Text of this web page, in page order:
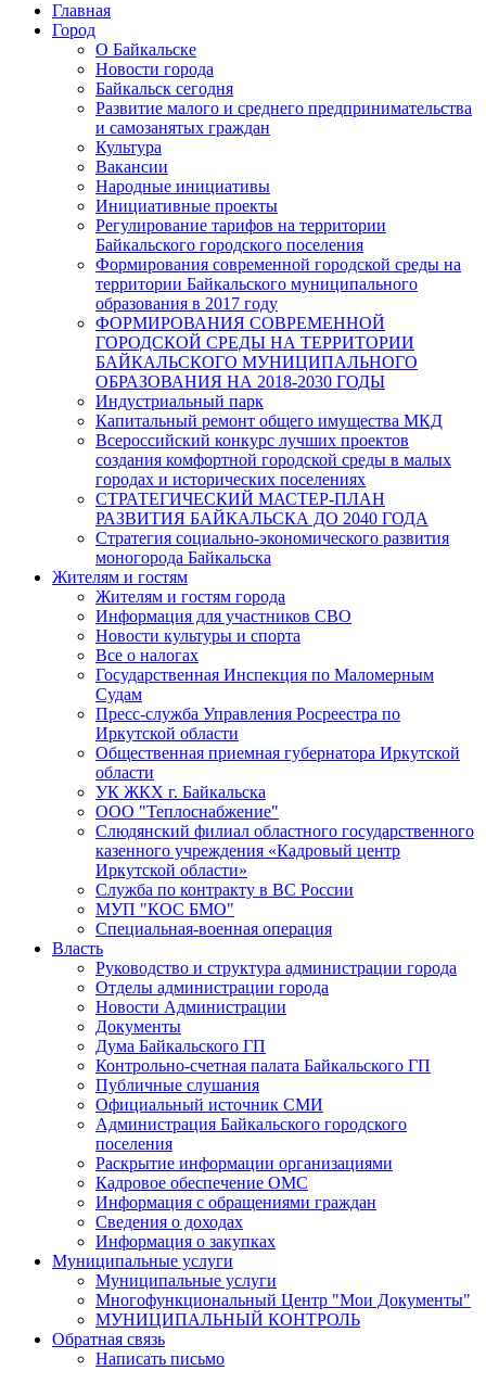
Главная
Город
О Байкальске
Новости города
Байкальск сегодня
Развитие малого и среднего предпринимательства
и самозанятых граждан
Культура
Вакансии
Народные инициативы
Инициативные проекты
Регулирование тарифов на территории
Байкальского городского поселения
Формирования современной городской среды на
территории Байкальского муниципального
образования в 2017 году
ФОРМИРОВАНИЯ СОВРЕМЕННОЙ
ГОРОДСКОЙ СРЕДЫ НА ТЕРРИТОРИИ
БАЙКАЛЬСКОГО МУНИЦИПАЛЬНОГО
ОБРАЗОВАНИЯ НА 2018-2030 ГОДЫ
Индустриальный парк
Капитальный ремонт общего имущества МКД
Всероссийский конкурс лучших проектов
создания комфортной городской среды в малых
городах и исторических поселениях
СТРАТЕГИЧЕСКИЙ МАСТЕР-ПЛАН
РАЗВИТИЯ БАЙКАЛЬСКА ДО 2040 ГОДА
Стратегия социально-экономического развития
моногорода Байкальска
Жителям и гостям
Жителям и гостям города
Информация для участников СВО
Новости культуры и спорта
Все о налогах
Государственная Инспекция по Маломерным
Судам
Пресс-служба Управления Росреестра по
Иркутской области
Общественная приемная губернатора Иркутской
области
УК ЖКХ г. Байкальска
ООО "Теплоснабжение"
Слюдянский филиал областного государственного
казенного учреждения «Кадровый центр
Иркутской области»
Служба по контракту в ВС России
МУП "КОС БМО"
Специальная-военная операция
Власть
Руководство и структура администрации города
Отделы администрации города
Новости Администрации
Документы
Дума Байкальского ГП
Контрольно-счетная палата Байкальского ГП
Публичные слушания
Официальный источник СМИ
Администрация Байкальского городского
поселения
Раскрытие информации организациями
Кадровое обеспечение ОМС
Информация с обращениями граждан
Сведения о доходах
Информация о закупках
Муниципальные услуги
Муниципальные услуги
Многофункциональный Центр "Мои Документы"
МУНИЦИПАЛЬНЫЙ КОНТРОЛЬ
Обратная связь
Написать письмо